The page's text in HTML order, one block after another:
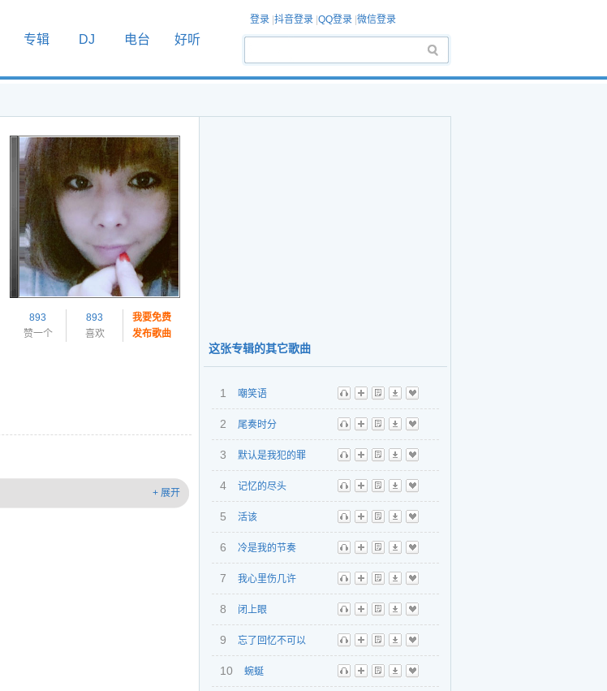
专辑 DJ 电台 好听
登录 抖音登录 QQ登录 微信登录
893
赞一个
893
喜欢
我要免费
发布歌曲
+ 展开
这张专辑的其它歌曲
1
嘲笑语
听
播 歌 下 收
2
尾奏时分
听
播 歌 下 收
3
默认是我犯的罪
听
播 歌 下 收
4
记忆的尽头
听
播 歌 下 收
5
活该
听
播 歌 下 收
6
冷是我的节奏
听
播 歌 下 收
7
我心里伤几许
听
播 歌 下 收
8
闭上眼
听
播 歌 下 收
9
忘了回忆不可以
听
播 歌 下 收
10
蜿蜒
听
播 歌 下 收